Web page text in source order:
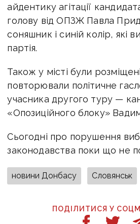
айдентику агітації
голову від ОПЗЖ Павла
соняшник і синій колір, які
партія.
Також у місті були
повторювали політичне
учасника другого туру —
«Опозиційного блоку»
Сьогодні про порушення
законодавства поки що не
новини Донбасу Словянськ
ПОДІЛИТИСЯ У